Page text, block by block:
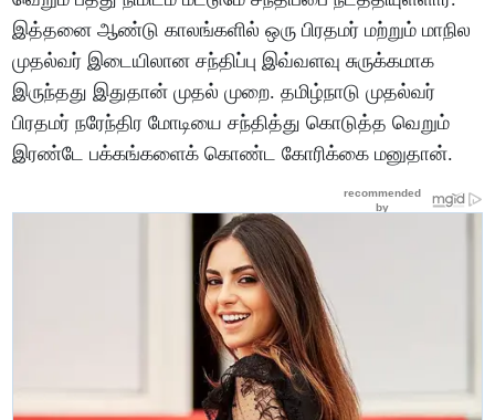
இத்தனை ஆண்டு காலங்களில் ஒரு பிரதமர் மற்றும் மாநில
முதல்வர் இடையிலான சந்திப்பு இவ்வளவு சுருக்கமாக
இருந்தது இதுதான் முதல் முறை. தமிழ்நாடு முதல்வர்
பிரதமர் நரேந்திர மோடியை சந்தித்து கொடுத்த வெறும்
இரண்டே பக்கங்களைக் கொண்ட கோரிக்கை மனுதான்.